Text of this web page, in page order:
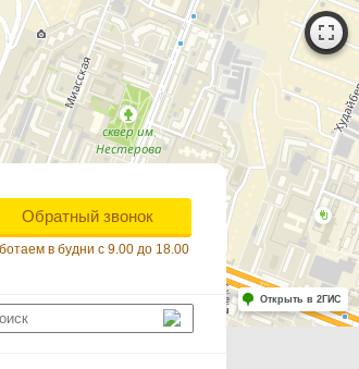
Работает на API 2ГИС
Лицензионное соглашение
JS API нужен ключ. Помощь: api@2gis.ru
Открыть в 2ГИС
Обратный звонок
в будни с 9.00 до 18.00